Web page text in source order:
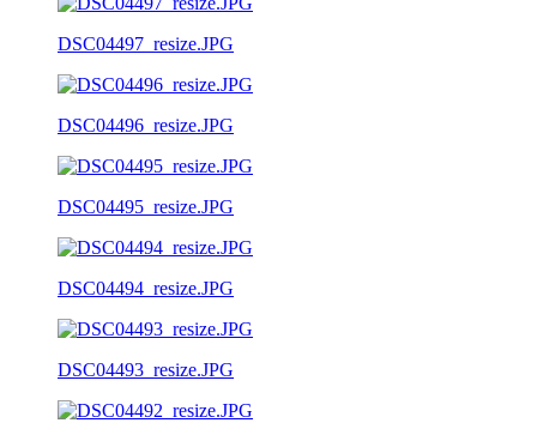
DSC04497_resize.JPG
DSC04496_resize.JPG
DSC04495_resize.JPG
DSC04494_resize.JPG
DSC04493_resize.JPG